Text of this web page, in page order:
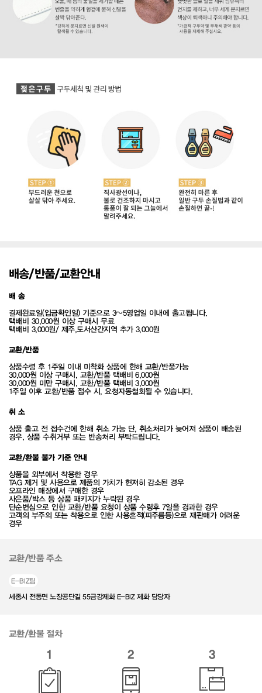
배송/반품/교환안내
배 송
결제완료일(입금확인일) 기준으로 3~5영업일 이내에 출고됩니다.
택배비 30,000원 이상 구매시 무료
택배비 3,000원/ 제주,도서산간지역 추가 3,000원
교환/반품
상품수령 후 1주일 이내 미착화 상품에 한해 교환/반품가능
30,000원 이상 구매시, 교환/반품 택배비 6,000원
30,000원 미만 구매시, 교환/반품 택배비 3,000원
1주일 이후 교환/반품 접수 시, 요청자동철회될 수 있습니다.
취 소
상품 출고 전 접수건에 한해 취소 가능 단, 취소처리가 늦어져 상품이 배송된
경우, 상품 수취거부 또는 반송처리 부탁드립니다.
교환/환불 불가 기준 안내
상품을 외부에서 착용한 경우
TAG 제거 및 사용으로 제품의 가치가 현저히 감소된 경우
오프라인 매장에서 구매한 경우
사은품/박스 등 상품 패키지가 누락된 경우
단순변심으로 인한 교환/반품 요청이 상품 수령후 7일을 경과한 경우
고객의 부주의 또는 착용으로 인한 사용흔적(피주름등)으로 재판매가 어려운
경우
교환/반품 주소
E-BIZ팀
세종시 전동면 노장공단길 55금강제화 E-BIZ 제화 담당자
교환/환불 절차
1 2 3